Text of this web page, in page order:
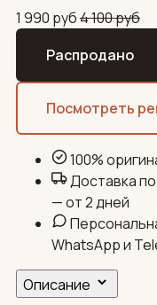
1 990 руб4 100руб
Распродано
Посмотреть
100%
Доставка
— от 2 дней
WhatsApp и
Описание